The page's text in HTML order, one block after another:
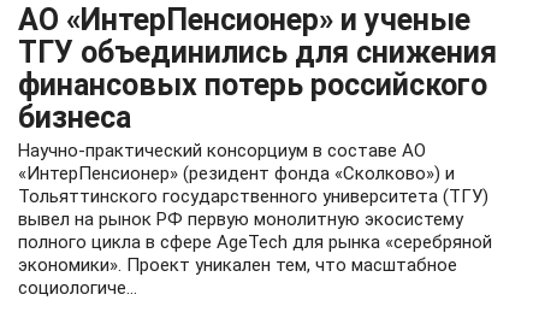
АО «ИнтерПенсионер» и ученые
ТГУ объединились для снижения
финансовых потерь российского
бизнеса
Научно-практический консорциум в составе АО
«ИнтерПенсионер» (резидент фонда «Сколково») и
Тольяттинского государственного университета (ТГУ)
вывел на рынок РФ первую монолитную экосистему
полного цикла в сфере AgeTech для рынка «серебряной
экономики». Проект уникален тем, что масштабное
социологиче...